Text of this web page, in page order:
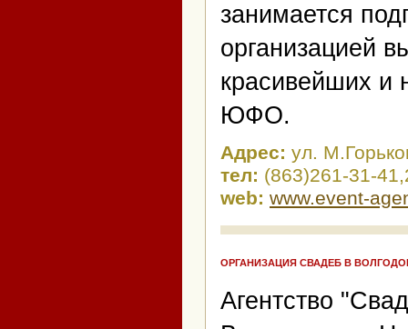
занимается
организацией
красивейших и
ЮФО.
Адрес: ул.
тел: (863)261-31-
web: www.event-
ОРГАНИЗАЦИЯ СВАДЕБ В
Агентство